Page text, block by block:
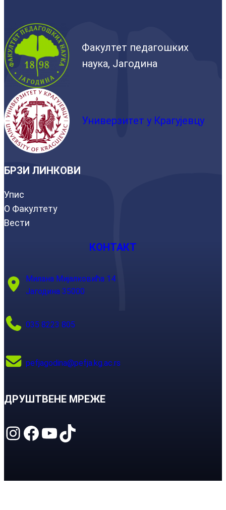
Факултет педагошких
наука, Јагодина
Универзитет у Крагујевцу
БРЗИ ЛИНКОВИ
Упис
О Факултету
Вести
КОНТАКТ
Милана Мијалковића 14
Јагодина 35000
035 8223 805
pefjagodina@pefja.kg.ac.rs
ДРУШТВЕНЕ МРЕЖЕ
Instagram Facebook YouTube TikTok